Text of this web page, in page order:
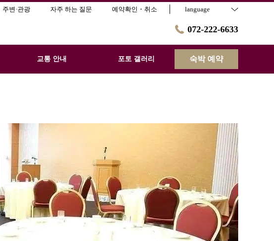
주변·관광 자주 하는 질문 예약확인・취소 language
072-222-6633
교통 안내 포토 갤러리 숙박 예약